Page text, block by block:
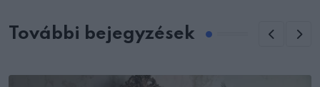
További bejegyzések